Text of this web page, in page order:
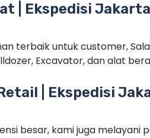
| Ekspedisi
terbaik untuk customer,
Excavator, dan alat
| Ekspedisi
besar, kami juga